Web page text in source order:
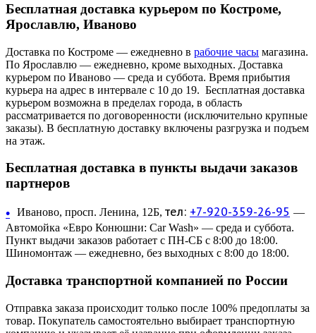
Бесплатная доставка курьером по Костроме,
Ярославлю, Иваново
Доставка по Костроме — ежедневно в рабочие часы магазина.
По Ярославлю — ежедневно, кроме выходных. Доставка
курьером по Иваново — среда и суббота. Время прибытия
курьера на адрес в интервале с 10 до 19. Бесплатная доставка
курьером возможна в пределах города, в область
рассматривается по договоренности (исключительно крупные
заказы). В бесплатную доставку включены разгрузка и подъем
на этаж.
Бесплатная доставка в пункты выдачи заказов
партнеров
• Иваново, просп. Ленина, 12Б, тел: +7-920-359-26-95 —
Автомойка «Евро Конюшни: Car Wash» — среда и суббота.
Пункт выдачи заказов работает с ПН-СБ с 8:00 до 18:00.
Шиномонтаж — ежедневно, без выходных с 8:00 до 18:00.
Доставка транспортной компанией по России
Отправка заказа происходит только после 100% предоплаты за
товар. Покупатель самостоятельно выбирает транспортную